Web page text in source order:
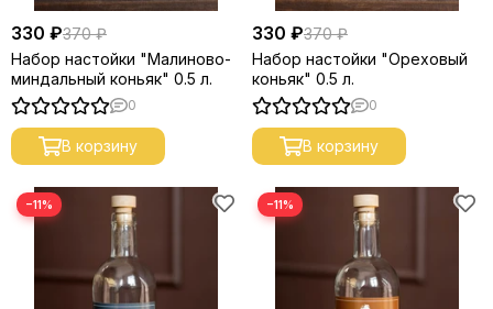
330 ₽370 ₽
Набор настойки "Малиново-
миндальный коньяк" 0.5 л.
0
В корзину
330 ₽370 ₽
Набор настойки "Ореховый
коньяк" 0.5 л.
0
В корзину
−11% −11%